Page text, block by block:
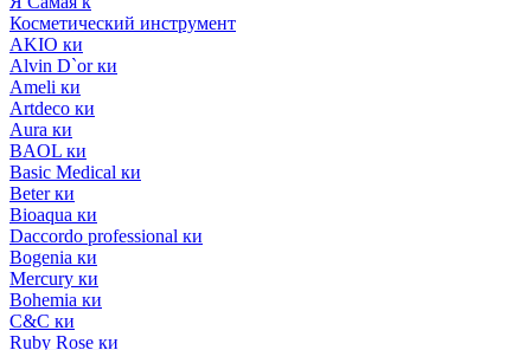
Косметический инструмент
AKIO ки
Alvin D`or ки
Ameli ки
Artdeco ки
Aura ки
BAOL ки
Basic Medical ки
Beter ки
Bioaqua ки
Daccordo professional ки
Bogenia ки
Mercury ки
Bohemia ки
C&C ки
Ruby Rose ки